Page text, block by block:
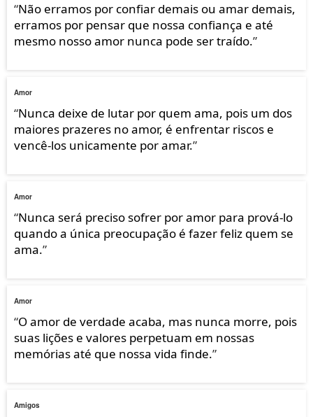
“Não erramos por confiar demais ou amar demais,
erramos por pensar que nossa confiança e até
mesmo nosso amor nunca pode ser traído.”
Amor
“Nunca deixe de lutar por quem ama, pois um dos
maiores prazeres no amor, é enfrentar riscos e
vencê-los unicamente por amar.”
Amor
“Nunca será preciso sofrer por amor para prová-lo
quando a única preocupação é fazer feliz quem se
ama.”
Amor
“O amor de verdade acaba, mas nunca morre, pois
suas lições e valores perpetuam em nossas
memórias até que nossa vida finde.”
Amigos